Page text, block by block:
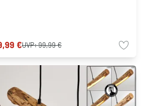
€UVP:99,99 €